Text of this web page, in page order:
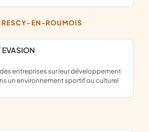
EN-ROUMOIS
EVASION
un environnement sportif ou culturel